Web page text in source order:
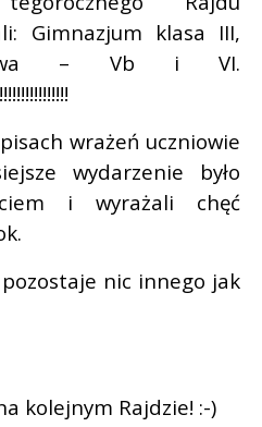
Gimnazjum klasa III,
– Vb i VI.
wrażeń uczniowie
wydarzenie było
i wyrażali chęć
nic innego jak
kolejnym Rajdzie! :-)